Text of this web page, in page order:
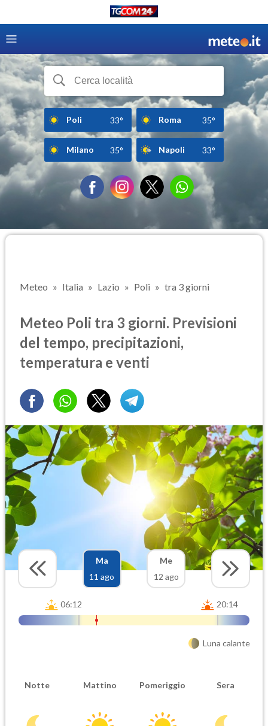
Poli 33° Roma 35°
Milano 35° Napoli 33°
Meteo Italia Lazio Poli tra 3 giorni
Meteo Poli tra 3 giorni. Previsioni
del tempo, precipitazioni,
temperatura e venti
Ma
11 ago
Me
12 ago
06:12 20:14
Luna calante
Notte Mattino Pomeriggio Sera